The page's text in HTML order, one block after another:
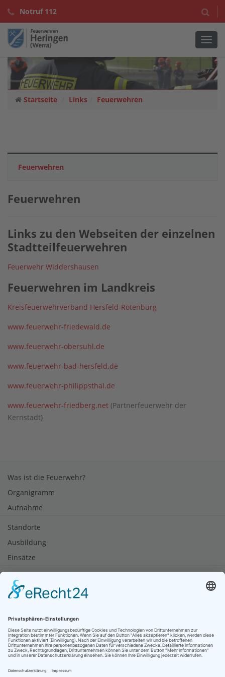
Notruf 112
Startseite Links Feuerwehren
Feuerwehren
Feuerwehren
Links zu den Webseiten der einzelnen
Stadtteilfeuerwehren
Feuerwehr Widdershausen
Feuerwehren im Landkreis
Kreisfeuerwehrverband Hersfeld-Rotenburg
www.feuerwehr-friedewald.de
www.feuerwehr-obersuhl.de
www.feuerwehr-bad-hersfeld.de
www.feuerwehr-philippsthal.de
www.feuerwehr-friedberg.net (Partnerfeuerwehr der
Kernstadt)
Was ist die Feuerwehr?
Organigramm
Aufnahme
Standorte
Ausbildung
Einsätze
Brandschutztipps
Soziale Netzwerke